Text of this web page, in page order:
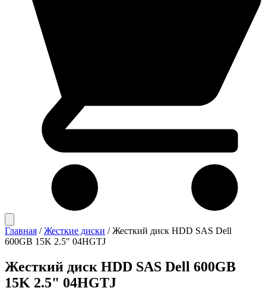
Главная / Жесткие диски / Жесткий диск HDD SAS Dell
600GB 15K 2.5" 04HGTJ
Жесткий диск HDD SAS Dell 600GB
15K 2.5" 04HGTJ